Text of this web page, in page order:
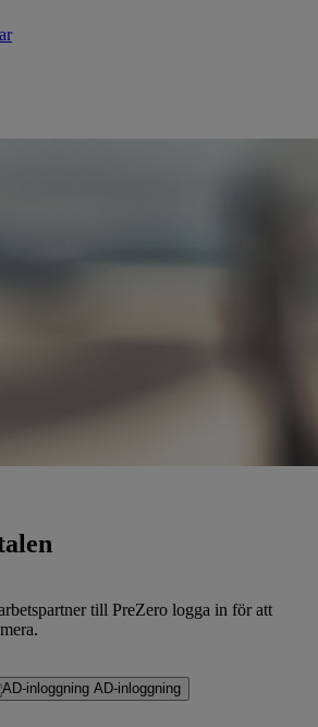
till PreZero logga in för att
AD-inloggning